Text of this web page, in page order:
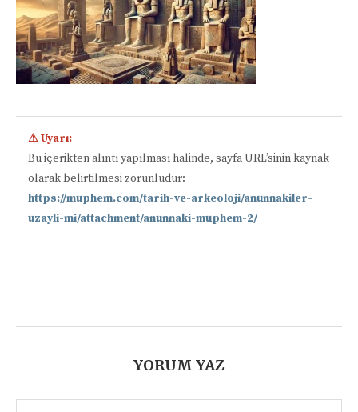
⚠ Uyarı:
Bu içerikten alıntı yapılması halinde, sayfa URL’sinin kaynak
olarak belirtilmesi zorunludur:
https://muphem.com/tarih-ve-arkeoloji/anunnakiler-
uzayli-mi/attachment/anunnaki-muphem-2/
YORUM YAZ